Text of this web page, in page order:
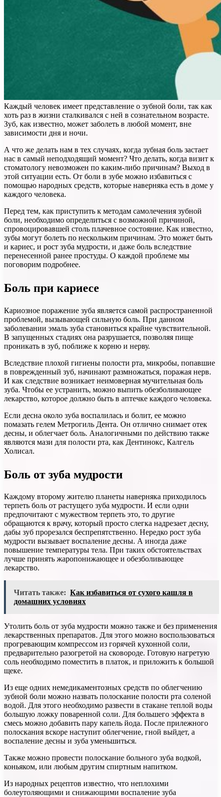
Каждый человек имеет представление о зубной боли, так как
хоть раз в жизни сталкивался с ней в сознательном возрасте.
Зуб, как известно, может заболеть в любой момент, вне
зависимости дня и ночи.
А что же делать нам в тех случаях, когда зубная боль застает
нас в самый неподходящий момент? Что делать, когда визит к
стоматологу невозможен по каким-либо причинам? Выход в
этой ситуации есть. От боли в зубе можно избавиться с
помощью народных средств, которые наверняка есть в доме у
каждого человека.
Перед тем, как приступить к методам самолечения зубной
боли, необходимо определиться с возможной причиной,
спровоцировавшей столь плачевное состояние. Как известно,
зубы могут болеть по нескольким причинам. Это может быть
и кариес, и рост зуба мудрости, и даже боль вследствие
перенесенной ранее простуды. О каждой проблеме мы
поговорим подробнее.
Боль при кариесе
Кариозное поражение зуба является самой распространенной
проблемой, вызывающей сильную боль. При данном
заболевании эмаль зуба становиться крайне чувствительной.
В запущенных стадиях она разрушается, позволяя пище
проникать в зуб, поближе к корню и нерву.
Вследствие плохой гигиены полости рта, микробы, попавшие
в поврежденный зуб, начинают размножаться, поражая нерв.
И как следствие возникает неимоверная мучительная боль
зуба. Чтобы ее устранить, можно выпить обезболивающее
лекарство, которое должно быть в аптечке каждого человека.
Если десна около зуба воспалилась и болит, ее можно
помазать гелем Метрогиль Дента. Он отлично снимает отек
десны, и облегчает боль. Аналогичными по действию также
являются мази для полости рта, как Дентинокс, Калгель
Холисал.
Боль от зуба мудрости
Каждому второму жителю планеты наверняка приходилось
терпеть боль от растущего зуба мудрости. И если одни
предпочитают с мужеством терпеть это, то другие
обращаются к врачу, который просто слегка надрезает десну,
дабы зуб прорезался беспрепятственно. Нередко рост зуба
мудрости вызывает воспаление десны. А иногда даже
повышение температуры тела. При таких обстоятельствах
лучше принять жаропонижающее и обезболивающее
лекарство.
Читать также: Как избавиться от сухого кашля в
домашних условиях
Утолить боль от зуба мудрости можно также и без применения
лекарственных препаратов. Для этого можно воспользоваться
прогревающим компрессом из горячей кухонной соли,
предварительно разогретой на сковороде. Готовую нагретую
соль необходимо поместить в платок, и приложить к большой
щеке.
Из еще одних немедикаментозных средств по облегчению
зубной боли можно назвать полоскание полости рта соленой
водой. Для этого необходимо развести в стакане теплой воды
большую ложку поваренной соли. Для большего эффекта в
смесь можно добавить пару капель йода. После прилежного
полоскания вскоре наступит облегчение, гной выйдет, а
воспаление десны и зуба уменьшиться.
Также можно провести полоскание больного зуба водкой,
коньяком, или любым другим спиртным напитком.
Из народных рецептов известно, что неплохими
болеутоляющими и снижающими воспаление зуба